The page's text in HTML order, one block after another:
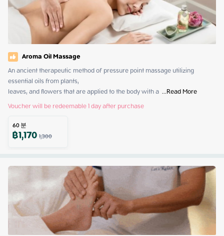
Aroma Oil Massage
An ancient therapeutic method of pressure point massage utilizing
essential oils from plants,
leaves, and flowers that are applied to the body with a ...Read More
Voucher will be redeemable 1 day after purchase
60분
฿1,1701,300